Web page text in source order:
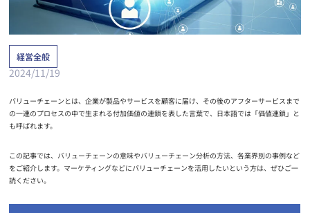
経営全般
2024/11/19
バリューチェーンとは、企業が製品やサービスを顧客に届け、その後のアフターサービスまで
の一連のプロセスの中で生まれる付加価値の連鎖を表した言葉で、日本語では「価値連鎖」と
も呼ばれます。
この記事では、バリューチェーンの意味やバリューチェーン分析の方法、各業界別の事例など
をご紹介します。マーケティングなどにバリューチェーンを活用したいという方は、ぜひご一
読ください。